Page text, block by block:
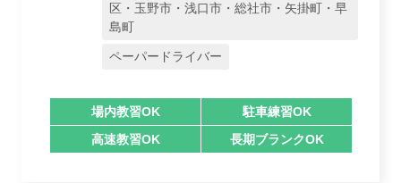
区・玉野市・浅口市・総社市・矢掛町・早
島町
ペーパードライバー
場内教習OK
駐車練習OK
高速教習OK
長期ブランクOK